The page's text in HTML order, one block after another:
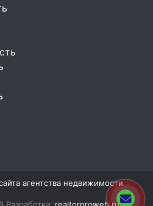
агентства недвижимости